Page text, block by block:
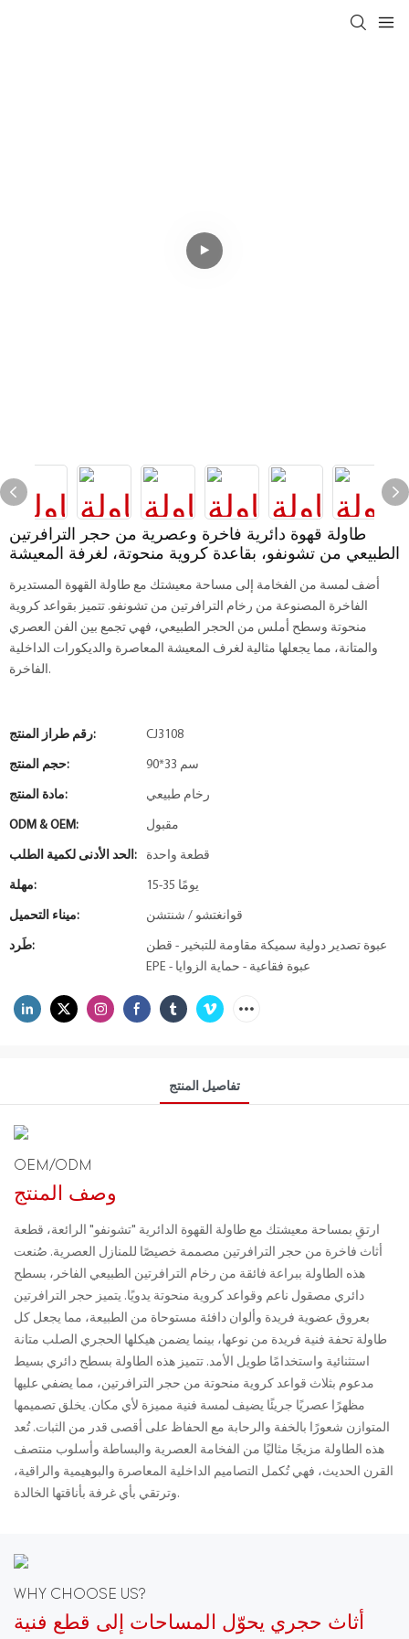
طاولة قهوة دائرية فاخرة وعصرية من حجر الترافرتين
الطبيعي من تشونفو، بقاعدة كروية منحوتة، لغرفة المعيشة
أضف لمسة من الفخامة إلى مساحة معيشتك مع طاولة القهوة المستديرة
الفاخرة المصنوعة من رخام الترافرتين من تشونفو. تتميز بقواعد كروية
منحوتة وسطح أملس من الحجر الطبيعي، فهي تجمع بين الفن العصري
والمتانة، مما يجعلها مثالية لغرف المعيشة المعاصرة والديكورات الداخلية
الفاخرة.
رقم طراز المنتج: CJ3108
حجم المنتج: 90*33 سم
مادة المنتج: رخام طبيعي
ODM & OEM: مقبول
الحد الأدنى لكمية الطلب: قطعة واحدة
مهلة: 15-35 يومًا
ميناء التحميل: قوانغتشو / شنتشن
طَرد:
عبوة تصدير دولية سميكة مقاومة للتبخير - قطن
EPE - عبوة فقاعية - حماية الزوايا
تفاصيل المنتج
OEM/ODM
وصف المنتج
ارتقِ بمساحة معيشتك مع طاولة القهوة الدائرية "تشونفو" الرائعة، قطعة
أثاث فاخرة من حجر الترافرتين مصممة خصيصًا للمنازل العصرية. صُنعت
هذه الطاولة ببراعة فائقة من رخام الترافرتين الطبيعي الفاخر، بسطح
دائري مصقول ناعم وقواعد كروية منحوتة يدويًا. يتميز حجر الترافرتين
بعروق عضوية فريدة وألوان دافئة مستوحاة من الطبيعة، مما يجعل كل
طاولة تحفة فنية فريدة من نوعها، بينما يضمن هيكلها الحجري الصلب متانة
استثنائية واستخدامًا طويل الأمد. تتميز هذه الطاولة بسطح دائري بسيط
مدعوم بثلاث قواعد كروية منحوتة من حجر الترافرتين، مما يضفي عليها
مظهرًا عصريًا جريئًا يضيف لمسة فنية مميزة لأي مكان. يخلق تصميمها
المتوازن شعورًا بالخفة والرحابة مع الحفاظ على أقصى قدر من الثبات. تُعد
هذه الطاولة مزيجًا مثاليًا من الفخامة العصرية والبساطة وأسلوب منتصف
القرن الحديث، فهي تُكمل التصاميم الداخلية المعاصرة والبوهيمية والراقية،
وترتقي بأي غرفة بأناقتها الخالدة.
WHY CHOOSE US?
أثاث حجري يحوّل المساحات إلى قطع فنية